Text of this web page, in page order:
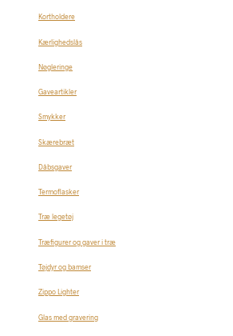
Kortholdere
Kærlighedslås
Nøgleringe
Gaveartikler
Smykker
Skærebræt
Dåbsgaver
Termoflasker
Træ legetøj
Træfigurer og gaver i træ
Tøjdyr og bamser
Zippo Lighter
Glas med gravering